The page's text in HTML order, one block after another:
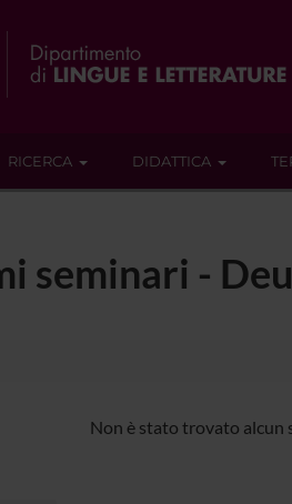
RICERCA DIDATTICA
seminari -
Non è stato trovato alcun